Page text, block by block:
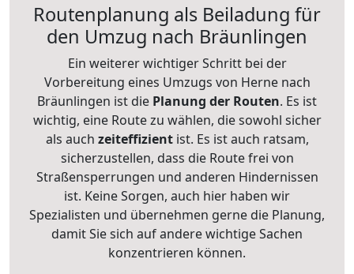
Routenplanung als Beiladung für
den Umzug nach Bräunlingen
Ein weiterer wichtiger Schritt bei der
Vorbereitung eines Umzugs von Herne nach
Bräunlingen ist die Planung der Routen. Es ist
wichtig, eine Route zu wählen, die sowohl sicher
als auch zeiteffizientist. Es ist auch ratsam,
sicherzustellen, dass die Route frei von
Straßensperrungen und anderen Hindernissen
ist. Keine Sorgen, auch hier haben wir
Spezialisten und übernehmen gerne die Planung,
damit Sie sich auf andere wichtige Sachen
konzentrieren können.